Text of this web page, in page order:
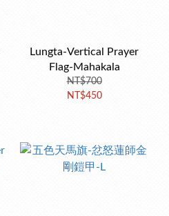
Lungta-Vertical Prayer
Flag-Mahakala
NT$700
NT$450